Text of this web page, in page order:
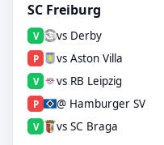
SC Freiburg
V vs Derby
P vs Aston Villa
V vs RB Leipzig
P @ Hamburger SV
V vs SC Braga